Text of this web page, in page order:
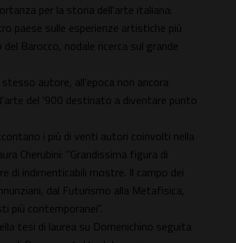
per la storia dell'arte italiana:
paese sulle esperienze artistiche più
Barocco, nodale ricerca sul grande
autore, all'epoca non ancora
del '900 destinato a diventare punto
i più di venti autori coinvolti nella
Cherubini: "Grandissima figura di
di indimenticabili mostre. Il campo dei
dal Futurismo alla Metafisica,
più contemporanei".
tesi di laurea su Domenichino seguita